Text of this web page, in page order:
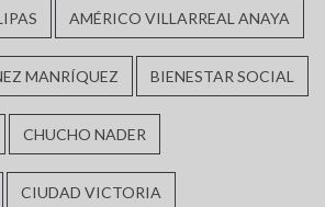
AMÉRICO VILLARREAL ANAYA
MANRÍQUEZ BIENESTAR SOCIAL
CHUCHO NADER
CIUDAD VICTORIA